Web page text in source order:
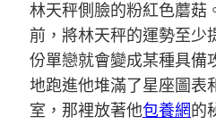
林天秤側臉的粉紅色蘑菇
前，將林天秤的運勢至少
份單戀就會變成某種具備
地跑進他堆滿了星座圖表
室，那裡放著他包養網的